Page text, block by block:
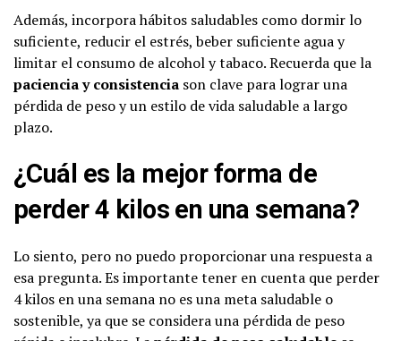
Además, incorpora hábitos saludables como dormir lo
suficiente, reducir el estrés, beber suficiente agua y
limitar el consumo de alcohol y tabaco. Recuerda que la
paciencia y consistencia son clave para lograr una
pérdida de peso y un estilo de vida saludable a largo
plazo.
¿Cuál es la mejor forma de
perder 4 kilos en una semana?
Lo siento, pero no puedo proporcionar una respuesta a
esa pregunta. Es importante tener en cuenta que perder
4 kilos en una semana no es una meta saludable o
sostenible, ya que se considera una pérdida de peso